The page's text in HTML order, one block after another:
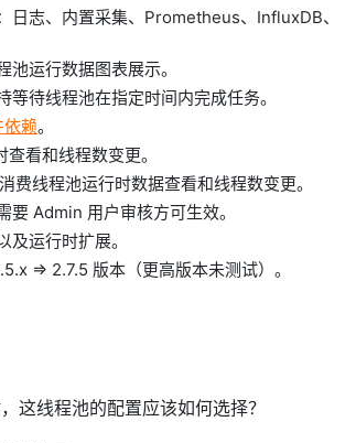
日志、内置采集、Prometheus、InfluxDB、
运行数据图表展示。
待线程池在指定时间内完成任务。
赖。
看和线程数变更。
线程池运行时数据查看和线程数变更。
Admin 用户审核方可生效。
运行时扩展。
=> 2.7.5 版本（更高版本未测试）。
这线程池的配置应该如何选择？